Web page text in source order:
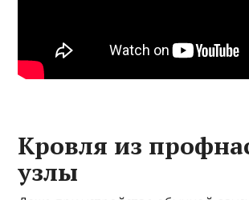
Кровля из
узлы